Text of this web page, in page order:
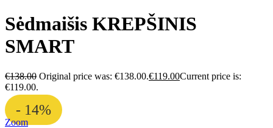
Sėdmaišis KREPŠINIS
SMART
€138.00 Original price was: €138.00.€119.00Current price is:
€119.00.
- 14%
Zoom